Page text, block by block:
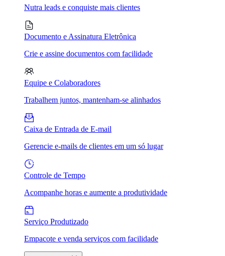
Nutra leads e conquiste mais clientes
Documento e Assinatura Eletrônica
Crie e assine documentos com facilidade
Equipe e Colaboradores
Trabalhem juntos, mantenham-se alinhados
Caixa de Entrada de E-mail
Gerencie e-mails de clientes em um só lugar
Controle de Tempo
Acompanhe horas e aumente a produtividade
Serviço Produtizado
Empacote e venda serviços com facilidade